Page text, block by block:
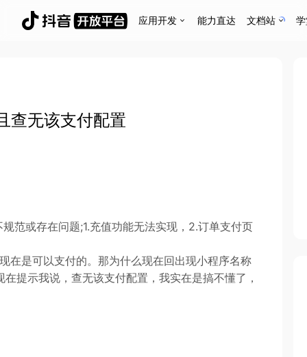
应用开发 能力直达 文档站
查无该支付配置
范或存在问题;1.充值功能无法实现，2.订单支付页
在是可以支付的。那为什么现在回出现小程序名称
提示我说，查无该支付配置，我实在是搞不懂了，